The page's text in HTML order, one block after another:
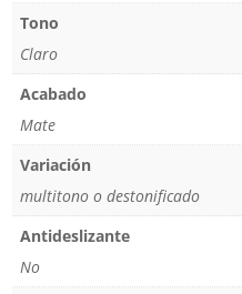
Tono
Claro
Acabado
Mate
Variación
multitono o destonificado
Antideslizante
No